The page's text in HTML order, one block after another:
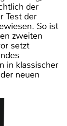
der
Test der
So ist
zweiten
setzt
in klassischer
neuen